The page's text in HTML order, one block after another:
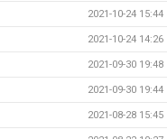
2021-10-24 15:44
2021-10-24 14:26
2021-09-30 19:48
2021-09-30 19:44
2021-08-28 15:45